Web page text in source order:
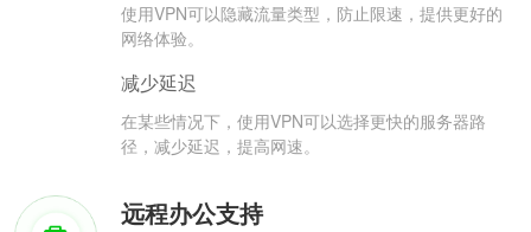
使用VPN可以隐藏流量类型，防止限速，提供更好的
网络体验。
减少延迟
在某些情况下，使用VPN可以选择更快的服务器路
径，减少延迟，提高网速。
远程办公支持